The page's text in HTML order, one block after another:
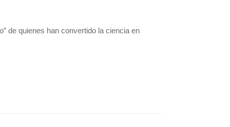
de quienes han convertido la ciencia en